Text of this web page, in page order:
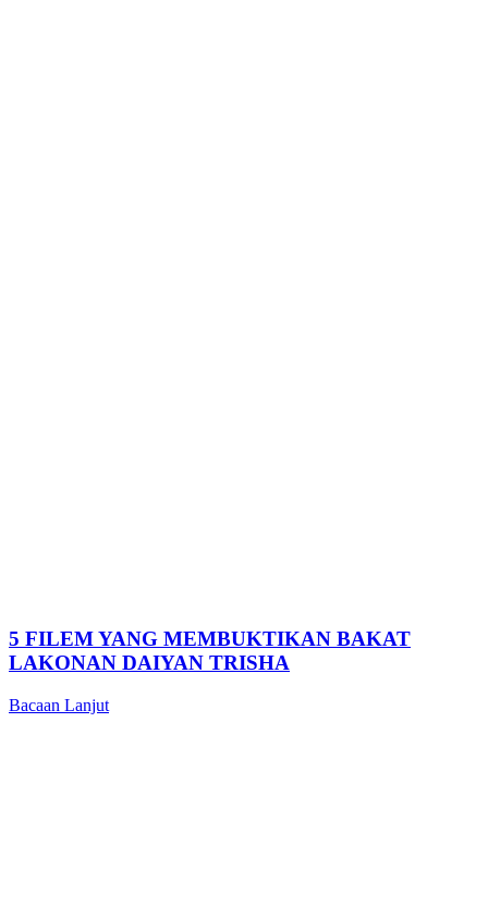
5 FILEM YANG MEMBUKTIKAN BAKAT
LAKONAN DAIYAN TRISHA
Bacaan Lanjut